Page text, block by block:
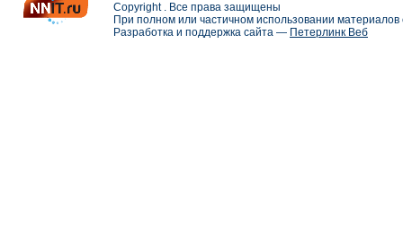
Copyright . Все права защищены
При полном или частичном использовании
Разработка и поддержка сайта — Петерлинк Веб